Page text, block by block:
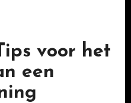
voor het
een